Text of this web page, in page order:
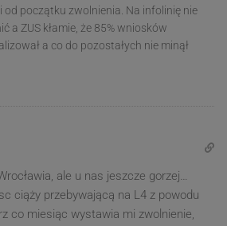
od początku zwolnienia. Na infolinię nie
a ZUS kłamie, że 85% wniosków
a co do pozostałych nie minął
ale u nas jeszcze gorzej…
ciąży przebywającą na L4 z powodu
co miesiąc wystawia mi zwolnienie,